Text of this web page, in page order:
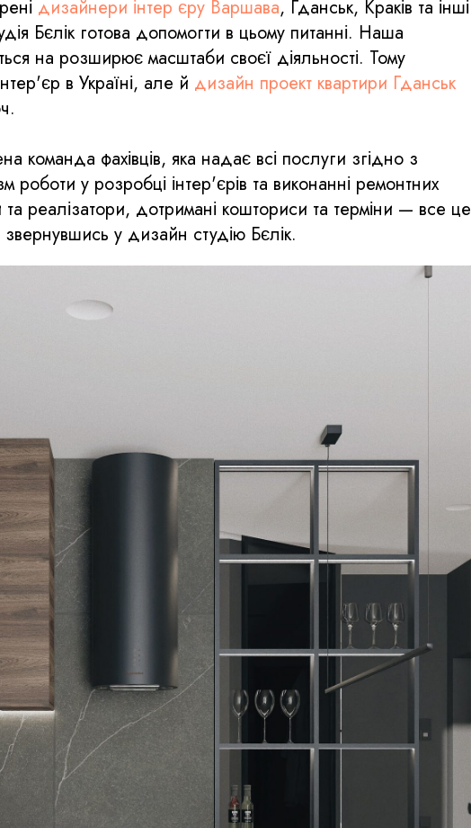
дизайнери інтер єру Варшава, Гданськ, Краків та інші
Бєлік готова допомогти в цьому питанні. Наша
на розширює масштаби своєї діяльності. Тому
в Україні, але й дизайн проект квартири Гданськ
команда фахівців, яка надає всі послуги згідно з
роботи у розробці інтер'єрів та виконанні ремонтних
реалізатори, дотримані кошториси та терміни — все це
у дизайн студію Бєлік.